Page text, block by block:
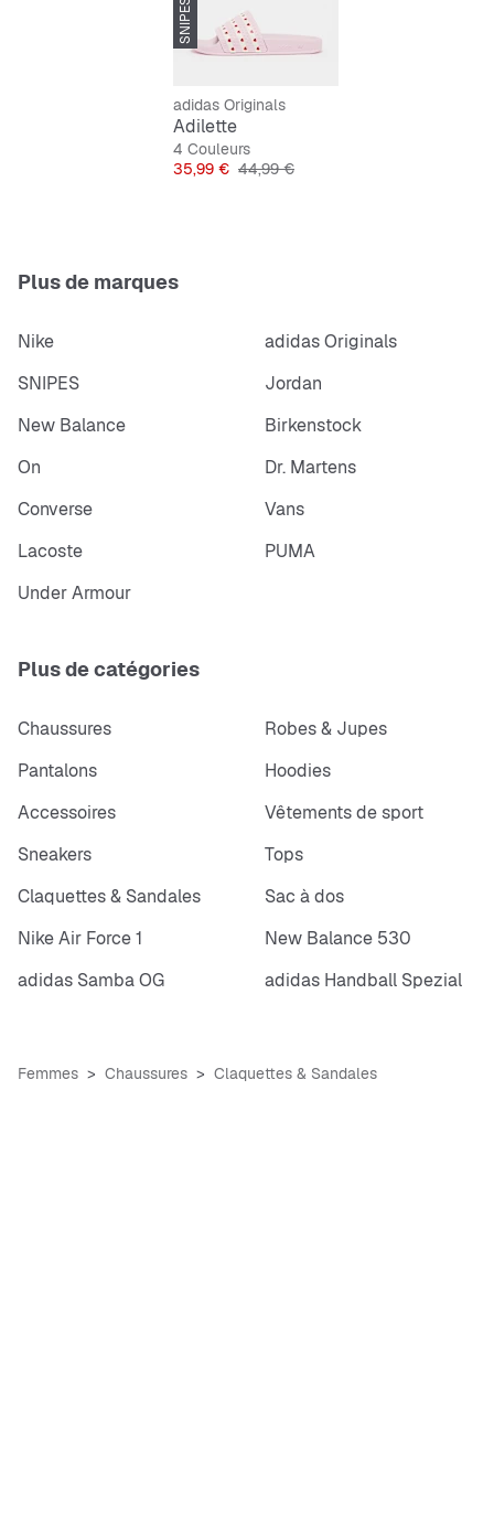
Doublure en textile
adidas Originals
Adilette
4 Couleurs
Prix
35,99 € Prix original
44,99 €
Plus de marques
Nike
adidas Originals
SNIPES
Jordan
New Balance
Birkenstock
On
Dr. Martens
Converse
Vans
Lacoste
PUMA
Under Armour
Plus de catégories
Chaussures
Robes & Jupes
Pantalons
Hoodies
Accessoires
Vêtements de sport
Sneakers
Tops
Claquettes & Sandales
Sac à dos
Nike Air Force 1
New Balance 530
adidas Samba OG
adidas Handball Spezial
Femmes Chaussures Claquettes & Sandales